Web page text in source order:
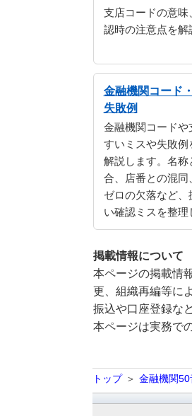
支店コードの意
認時の注意点を解
金融機関コード
失敗例
金融機関コード
すいミスや失敗例
解説します。名
合、店番との混
ゼロの欠落など
い確認ミスを整理
掲載情報について
本ページの掲載情
更、組織再編等に
振込や口座登録な
本ページは実務で
トップ 金融機関